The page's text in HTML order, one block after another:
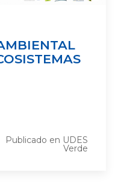
Publicado en UDES
Verde